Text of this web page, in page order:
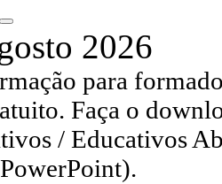
2026
para
Faça o
/ Educativos